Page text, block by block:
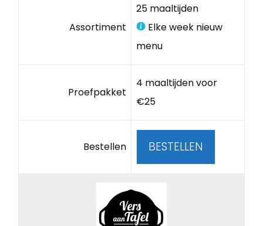
Assortiment
25 maaltijden
Elke week nieuw
menu
Proefpakket
4 maaltijden voor
€25
Bestellen BESTELLEN